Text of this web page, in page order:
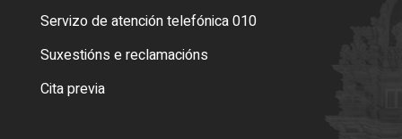
Servizo de atención telefónica 010
Suxestións e reclamacións
Cita previa